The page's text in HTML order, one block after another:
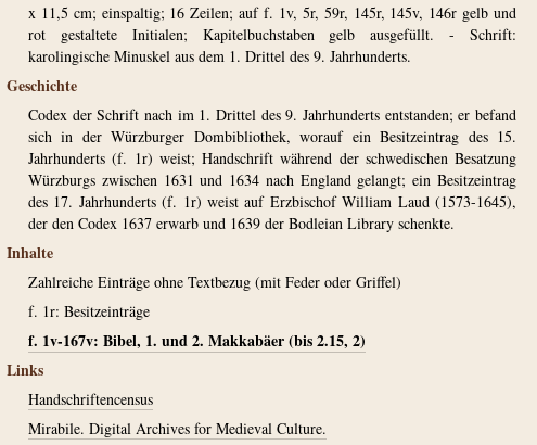
x 11,5 cm; einspaltig; 16 Zeilen; auf f. 1v, 5r, 59r, 145r, 145v, 146r gelb und
rot gestaltete Initialen; Kapitelbuchstaben gelb ausgefüllt. - Schrift:
karolingische Minuskel aus dem 1. Drittel des 9. Jahrhunderts.
Geschichte
Codex der Schrift nach im 1. Drittel des 9. Jahrhunderts entstanden; er befand
sich in der Würzburger Dombibliothek, worauf ein Besitzeintrag des 15.
Jahrhunderts (f. 1r) weist; Handschrift während der schwedischen Besatzung
Würzburgs zwischen 1631 und 1634 nach England gelangt; ein Besitzeintrag
des 17. Jahrhunderts (f. 1r) weist auf Erzbischof William Laud (1573-1645),
der den Codex 1637 erwarb und 1639 der Bodleian Library schenkte.
Inhalte
Zahlreiche Einträge ohne Textbezug (mit Feder oder Griffel)
f. 1r: Besitzeinträge
f. 1v-167v: Bibel, 1. und 2. Makkabäer (bis 2.15, 2)
Links
Handschriftencensus
Mirabile. Digital Archives for Medieval Culture.